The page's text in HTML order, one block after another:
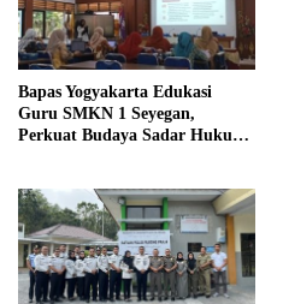
Bapas Yogyakarta Edukasi
Guru SMKN 1 Seyegan,
Perkuat Budaya Sadar Hukum